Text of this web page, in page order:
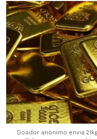
Doador anônimo envia